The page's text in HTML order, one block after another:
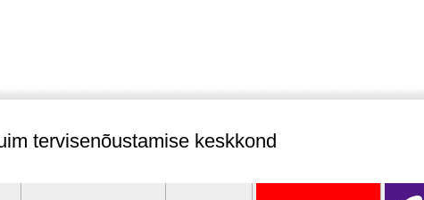
tervisenõustamise keskkond